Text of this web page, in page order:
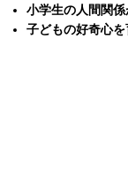
小学生の人間関
子どもの好奇心